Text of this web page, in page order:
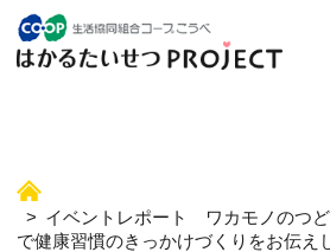
イベントレポート ワカモノのつど
で健康習慣のきっかけづくりをお伝え